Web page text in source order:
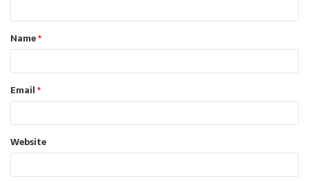
t
*Name*
Email*
Website